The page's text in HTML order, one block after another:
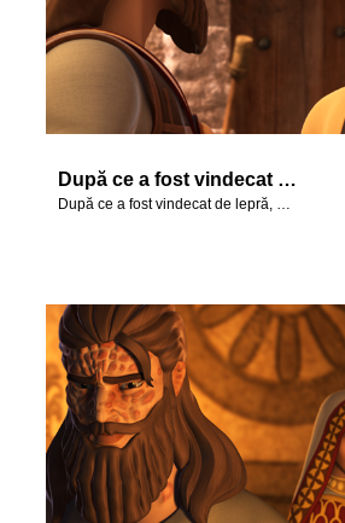
După ce a fost vindecat de lepră, Naaman se întoarce ca să-i mulțumească lui Elisei.
După ce a fost vindecat de lepră, Naaman se întoarce ca să-i mulțumească lui Elisei.